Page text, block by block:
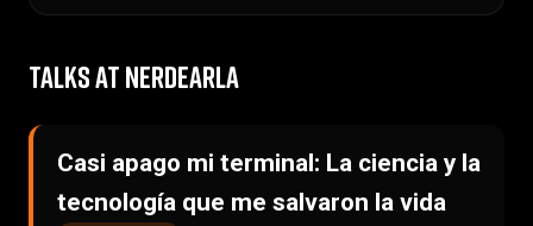
TALKS AT NERDEARLA
Casi apago mi terminal: La ciencia y la
tecnología que me salvaron la vida